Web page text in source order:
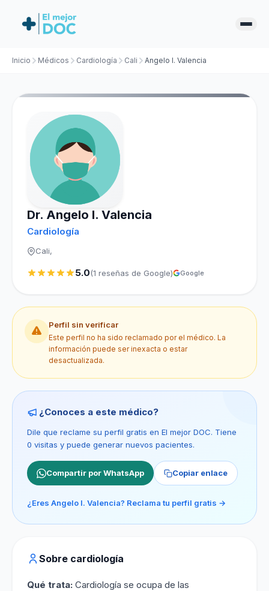
Inicio Médicos Cardiología Cali Angelo I. Valencia
Dr. Angelo I. Valencia
Cardiología
Cali,
5.0(1 reseñas de Google) Google
Perfil sin verificar
Este perfil no ha sido reclamado por el médico. La
información puede ser inexacta o estar
desactualizada.
¿Conoces a este médico?
Dile que reclame su perfil gratis en El mejor DOC. Tiene
0 visitas y puede generar nuevos pacientes.
Compartir por WhatsApp Copiar enlace
¿Eres Angelo I. Valencia? Reclama tu perfil gratis →
Sobre cardiología
Qué trata: Cardiología se ocupa de las